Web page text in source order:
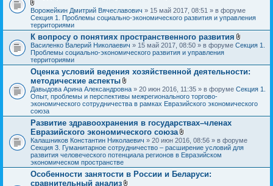
я
В
л
о
ж
е
н
и
я
Ворожейкин Дмитрий Вячеславович » 15 май 2017, 08:51 » в форуме
Секция 1. Проблемы социально-экономического развития и управления
территориями
К вопросу о понятиях пространственного развития
В
ж
е
и
Василенко Валерий Николаевич » 15 май 2017, 08:50 » в форуме Секция 1.
Проблемы социально-экономического развития и управления
территориями
Оценка условий ведения хозяйственной деятельности:
методические аспекты
В
л
о
е
н
и
я
Давыдова Арина Александровна » 20 июн 2016, 11:35 » в форуме Секция 1.
Опыт, проблемы и перспективы межрегионального торгово-
экономического сотрудничества в рамках Евразийского экономического
союза
Развитие здравоохранения в государствах–членах
Евразийского экономического союза
В
л
о
е
н
Калашников Константин Николаевич » 20 июн 2016, 08:56 » в форуме
Секция 3. Гуманитарное сотрудничество – расширение условий для
развития человеческого потенциала регионов в Евразийском
экономическом пространстве
Особенности занятости в России и Беларуси:
сравнительный анализ